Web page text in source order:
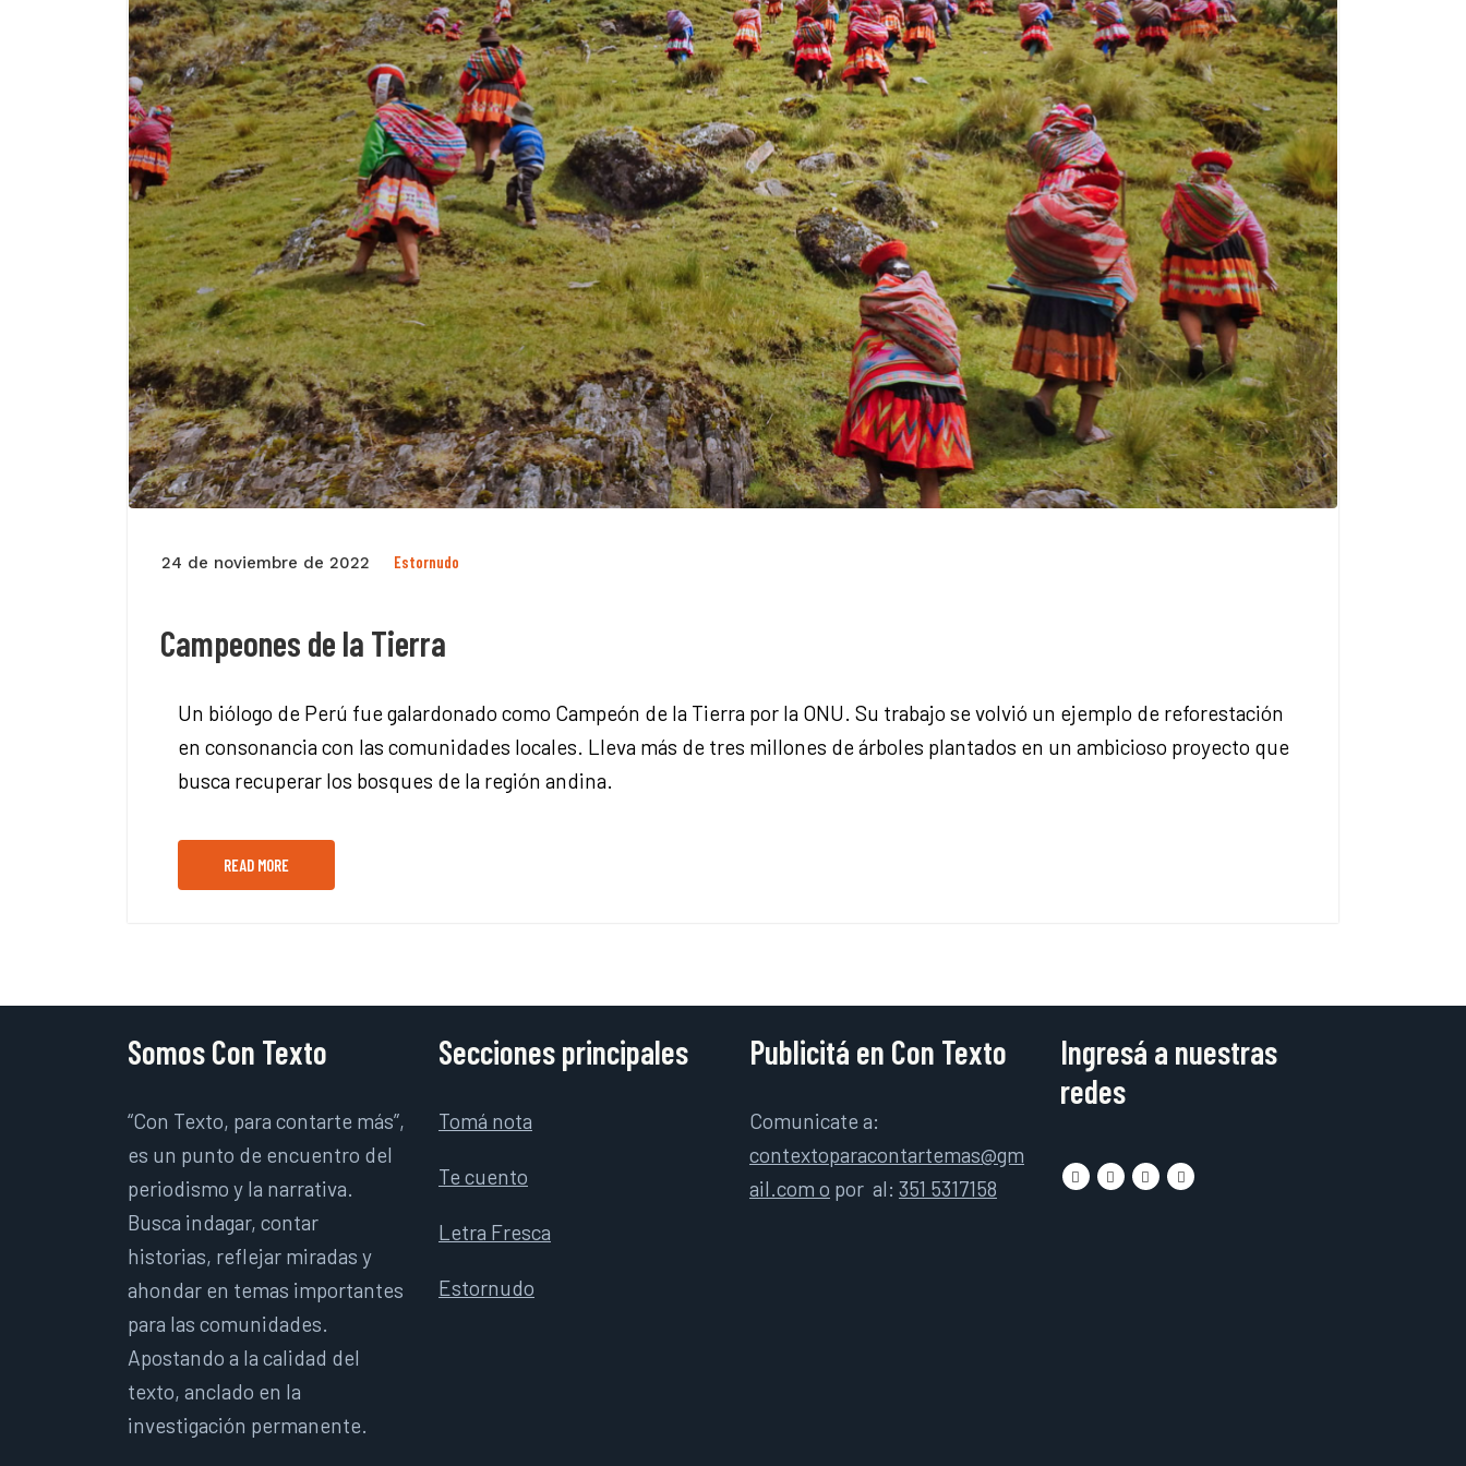
24 de noviembre de 2022 Estornudo
Campeones de la Tierra
Un biólogo de Perú fue galardonado como Campeón de la Tierra por la ONU. Su trabajo se volvió un ejemplo de reforestación
en consonancia con las comunidades locales. Lleva más de tres millones de árboles plantados en un ambicioso proyecto que
busca recuperar los bosques de la región andina.
READ MORE
Somos Con Texto
“Con Texto, para contarte más”,
es un punto de encuentro del
periodismo y la narrativa.
Busca indagar, contar
historias, reflejar miradas y
ahondar en temas importantes
para las comunidades.
Apostando a la calidad del
texto, anclado en la
investigación permanente.
Secciones principales
Tomá nota
Te cuento
Letra Fresca
Estornudo
Publicitá en Con Texto
Comunicate a:
contextoparacontartemas@gm
ail.com o por al: 351 5317158
Ingresá a nuestras
redes